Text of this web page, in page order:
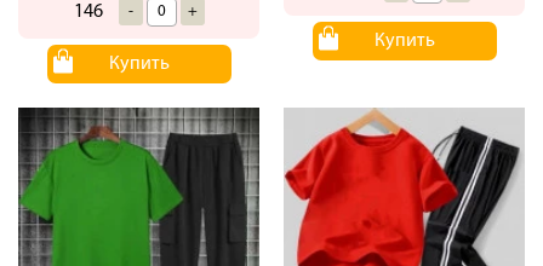
146 - +
Купить
Купить